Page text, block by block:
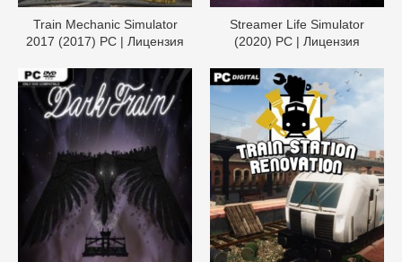
Train Mechanic Simulator
2017 (2017) PC | Лицензия
Streamer Life Simulator
(2020) PC | Лицензия